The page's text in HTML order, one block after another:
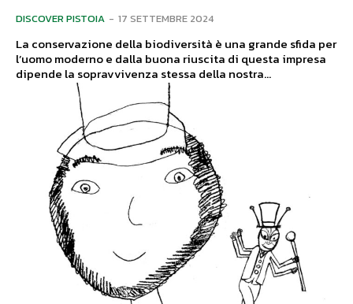
DISCOVER PISTOIA - 17 SETTEMBRE 2024
La conservazione della biodiversità è una grande sfida per
l’uomo moderno e dalla buona riuscita di questa impresa
dipende la sopravvivenza stessa della nostra...